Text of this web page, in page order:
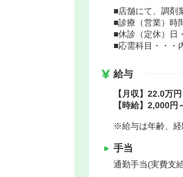
■店舗にて、調剤
■診療（営業）時
■休診（定休）日
■応需科目・・・
給与
【月収】22.0万
【時給】2,000円
※給与は年齢、経
手当
通勤手当(実費